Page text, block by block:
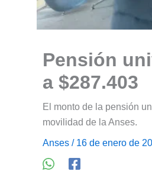
Pensión
a $287.403
El monto de la pensión
movilidad de la Anses.
Anses / 16 de enero de